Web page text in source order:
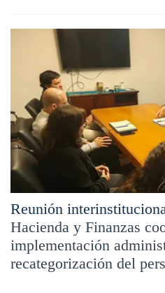
Reunión
Hacienda y Finanzas
implementación
recategorización del